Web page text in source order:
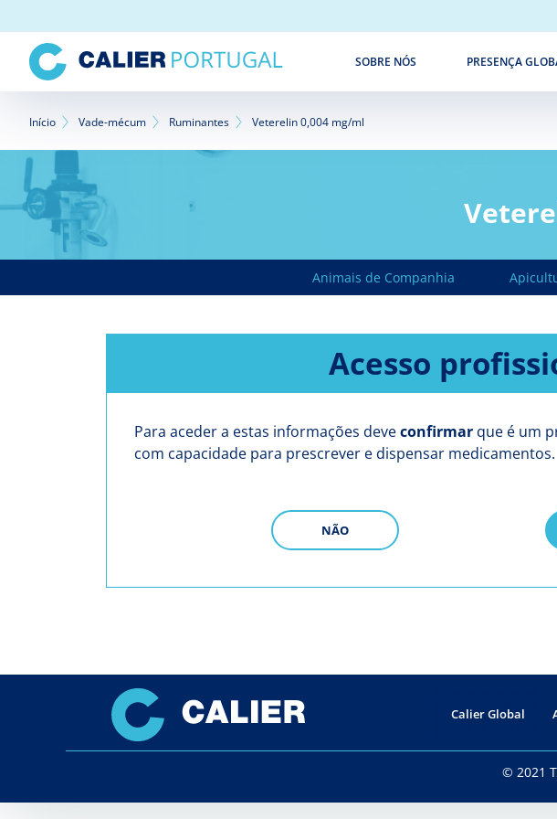
para
conteúdo
SOBRE NÓS PRESENÇA
Navegação
estrutural
Início Vade-mécum Ruminantes Veterelin 0,004 mg/ml
Animais de Companhia
Acesso
Para aceder a estas informações deveconfirmar que é um
com capacidade para prescrever e dispensar medicamentos.
NÃO
Calier Global
© 2021